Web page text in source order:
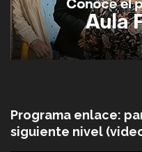
Programa enlace:
siguiente nivel